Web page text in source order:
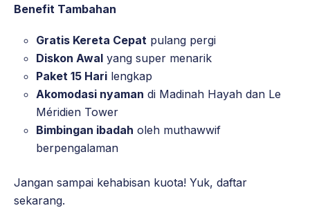
Benefit Tambahan
Gratis Kereta Cepat pulang pergi
Diskon Awal yang super menarik
Paket 15 Hari lengkap
Akomodasi nyaman di Madinah Hayah dan Le
Méridien Tower
Bimbingan ibadah oleh muthawwif
berpengalaman
Jangan sampai kehabisan kuota! Yuk, daftar
sekarang.